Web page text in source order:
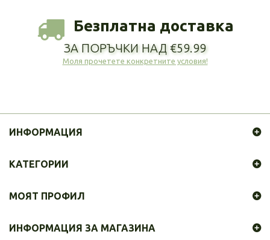
Безплатна доставка
ЗА ПОРЪЧКИ НАД €59.99
Моля прочетете конкретните условия!
ИНФОРМАЦИЯ
КАТЕГОРИИ
МОЯТ ПРОФИЛ
ИНФОРМАЦИЯ ЗА МАГАЗИНА